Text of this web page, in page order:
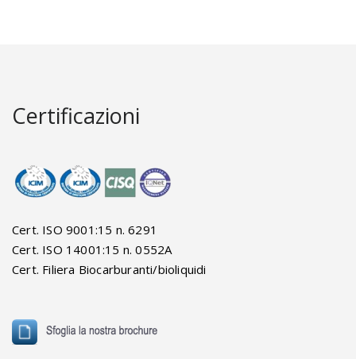
Certificazioni
Cert. ISO 9001:15 n. 6291
Cert. ISO 14001:15 n. 0552A
Cert. Filiera Biocarburanti/bioliquidi